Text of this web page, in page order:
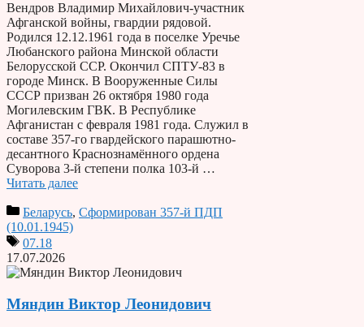
Вендров Владимир Михайлович-участник
Афганской войны, гвардии рядовой.
Родился 12.12.1961 года в поселке Уречье
Любанского района Минской области
Белорусской ССР. Окончил СПТУ-83 в
городе Минск. В Вооруженные Силы
СССР призван 26 октября 1980 года
Могилевским ГВК. В Республике
Афганистан с февраля 1981 года. Служил в
составе 357-го гвардейского парашютно-
десантного Краснознамённого ордена
Суворова 3-й степени полка 103-й …
Читать далее
Беларусь, Сформирован 357-й ПДП
(10.01.1945)
07.18
17.07.2026
Мяндин Виктор Леонидович